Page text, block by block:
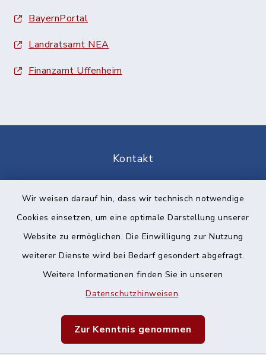
Wir weisen darauf hin, dass wir technisch notwendige
Cookies einsetzen, um eine optimale Darstellung unserer
Website zu ermöglichen. Die Einwilligung zur Nutzung
weiterer Dienste wird bei Bedarf gesondert abgefragt.
Weitere Informationen finden Sie in unseren
Datenschutzhinweisen.
Zur Kenntnis genommen
BayernPortal
Landratsamt NEA
Finanzamt Uffenheim
Kontakt
Datenschutz
Impressum
Sitemap
Cookie-Einstellungen